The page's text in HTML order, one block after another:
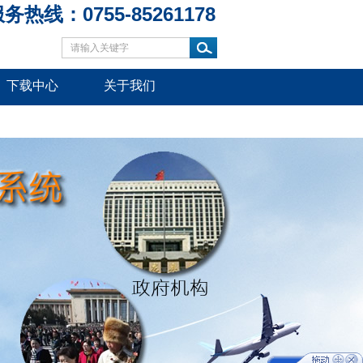
务热线：0755-85261178
下载中心 关于我们